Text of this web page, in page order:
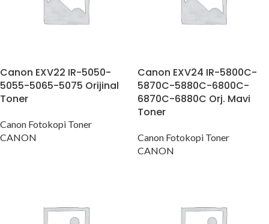
Canon EXV22 IR-5050-
5055-5065-5075 Orijinal
Toner
Canon Fotokopi Toner
CANON
Canon EXV24 IR-5800C-
5870C-5880C-6800C-
6870C-6880C Orj. Mavi
Toner
Canon Fotokopi Toner
CANON